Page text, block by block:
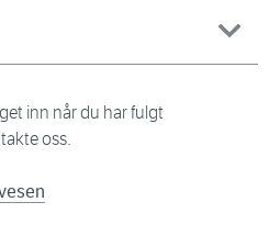
inn når du har fulgt
oss.